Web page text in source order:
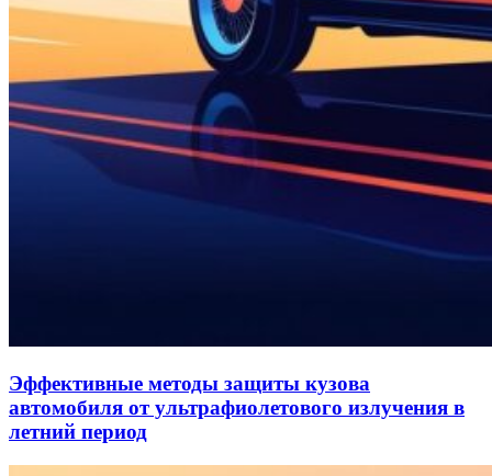
Эффективные методы защиты кузова
автомобиля от ультрафиолетового излучения в
летний период